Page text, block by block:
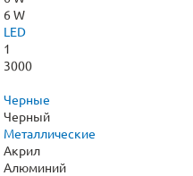
6 W
LED
1
3000
Черные
Черный
Металлические
Акрил
Алюминий